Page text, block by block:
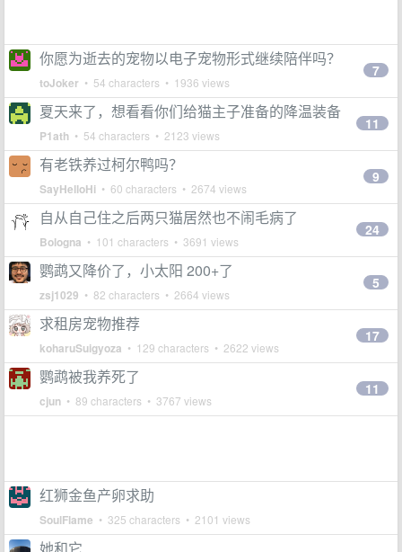
你愿为逝去的宠物以电子宠物形式继续陪伴吗？
toJoker • 54 characters • 1936 views
7
夏天来了，想看看你们给猫主子准备的降温装备
P1ath • 54 characters • 2123 views
11
有老铁养过柯尔鸭吗？
SayHelloHi • 60 characters • 2674 views
9
自从自己住之后两只猫居然也不闹毛病了
Bologna • 101 characters • 3691 views
24
鹦鹉又降价了，小太阳 200+了
zsj1029 • 82 characters • 2664 views
5
求租房宠物推荐
koharuSuigyoza • 129 characters • 2622 views
17
鹦鹉被我养死了
cjun • 89 characters • 3767 views
11
红狮金鱼产卵求助
SoulFlame • 325 characters • 2101 views